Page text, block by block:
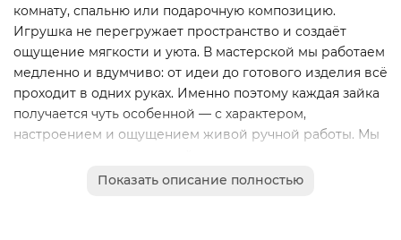
комнату, спальню или подарочную композицию.
Игрушка не перегружает пространство и создаёт
ощущение мягкости и уюта. В мастерской мы работаем
медленно и вдумчиво: от идеи до готового изделия всё
проходит в одних руках. Именно поэтому каждая зайка
получается чуть особенной — с характером,
настроением и ощущением живой ручной работы. Мы
важнее тепло и душевность. Вязаный плюшевый
Показать описание полностью